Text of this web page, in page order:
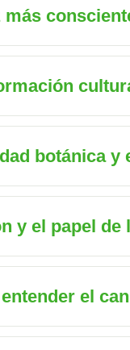
más
botánica
y el papel de
el